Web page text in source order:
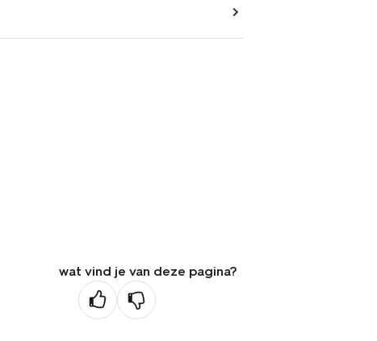
wat vind je van deze pagina?